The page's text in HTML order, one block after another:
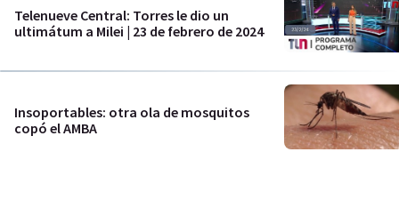
Telenueve Central: Torres le dio un
ultimátum a Milei | 23 de febrero de 2024
Insoportables: otra ola de mosquitos
copó el AMBA